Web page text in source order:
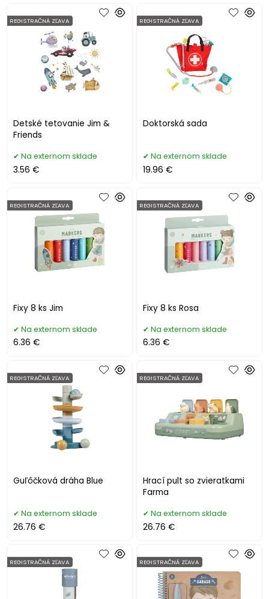
Detské tetovanie Jim &
Friends
REGISTRAČNÁ ZĽAVA
Na externom sklade
3.56 €
Doktorská sada
REGISTRAČNÁ ZĽAVA
Na externom sklade
19.96 €
Fixy 8 ks Jim
REGISTRAČNÁ ZĽAVA
Na externom sklade
6.36 €
Fixy 8 ks Rosa
REGISTRAČNÁ ZĽAVA
Na externom sklade
6.36 €
Guľôčková dráha Blue
REGISTRAČNÁ ZĽAVA
Na externom sklade
26.76 €
Hrací pult so zvieratkami
Farma
REGISTRAČNÁ ZĽAVA
Na externom sklade
26.76 €
REGISTRAČNÁ ZĽAVA REGISTRAČNÁ ZĽAVA